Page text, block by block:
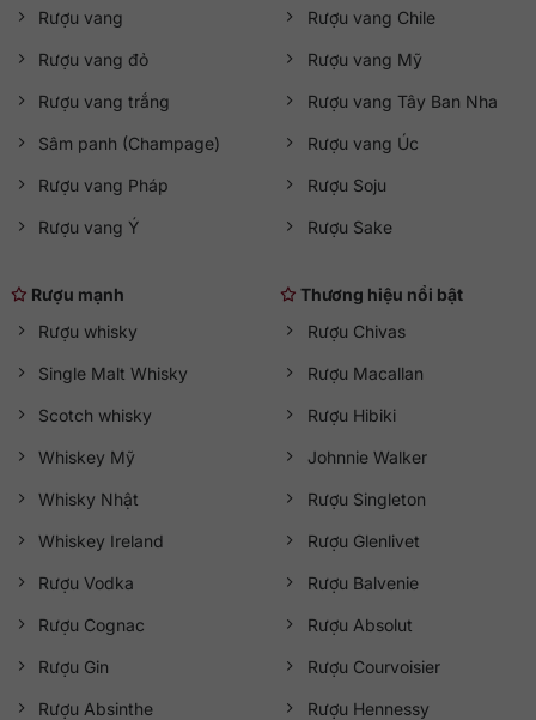
Rượu vang
Rượu vang đỏ
Rượu vang trắng
Sâm panh (Champage)
Rượu vang Pháp
Rượu vang Ý
Rượu vang Chile
Rượu vang Mỹ
Rượu vang Tây Ban Nha
Rượu vang Úc
Rượu Soju
Rượu Sake
Rượu mạnh
Rượu whisky
Single Malt Whisky
Scotch whisky
Whiskey Mỹ
Whisky Nhật
Whiskey Ireland
Rượu Vodka
Rượu Cognac
Rượu Gin
Rượu Absinthe
Thương hiệu nổi bật
Rượu Chivas
Rượu Macallan
Rượu Hibiki
Johnnie Walker
Rượu Singleton
Rượu Glenlivet
Rượu Balvenie
Rượu Absolut
Rượu Courvoisier
Rượu Hennessy